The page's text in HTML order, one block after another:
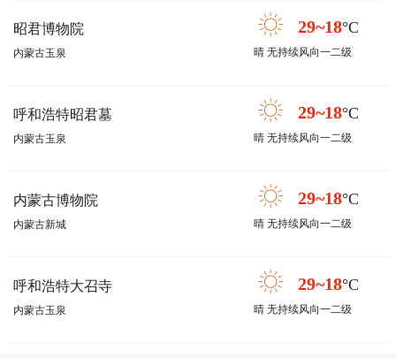
昭君博物院
内蒙古玉泉
29~18°C
晴 无持续风向一二级
呼和浩特昭君墓
内蒙古玉泉
29~18°C
晴 无持续风向一二级
内蒙古博物院
内蒙古新城
29~18°C
晴 无持续风向一二级
呼和浩特大召寺
内蒙古玉泉
29~18°C
晴 无持续风向一二级